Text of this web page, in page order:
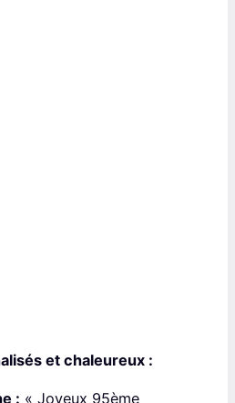
et chaleureux :
: « Joyeux 95ème